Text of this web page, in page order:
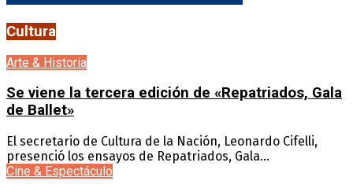
Cultura
Arte & Historia
Se viene la tercera edición de «Repatriados, Gala
de Ballet»
El secretario de Cultura de la Nación, Leonardo Cifelli,
presenció los ensayos de Repatriados, Gala...
Cine & Espectáculo